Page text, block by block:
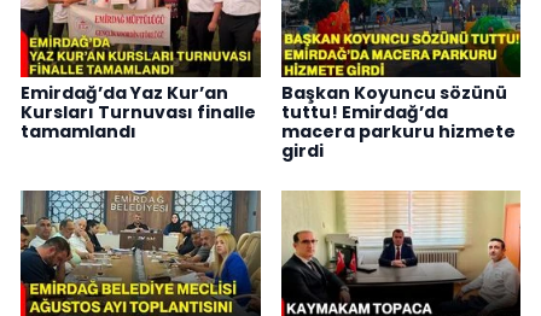
Emirdağ’da Yaz Kur’an
Kursları Turnuvası finalle
tamamlandı
Başkan Koyuncu sözünü
tuttu! Emirdağ’da
macera parkuru hizmete
girdi